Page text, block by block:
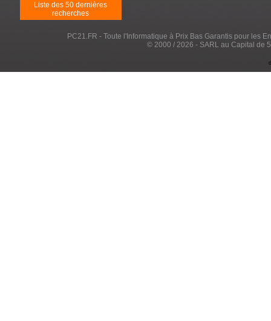
Liste des 50 dernières
recherches
PC21.FR - Toute l'Informatique à Prix Bas Garantis pour les
© 2000 / 2026 - SARL au Capital de